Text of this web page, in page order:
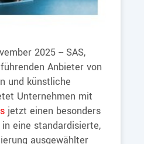
2025 -- SAS,
Anbieter von
und künstliche
Unternehmen mit
jetzt einen besonders
eine standardisierte,
ausgewählter